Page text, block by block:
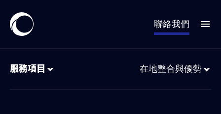
聯絡我們
服務項目 在地整合與優勢